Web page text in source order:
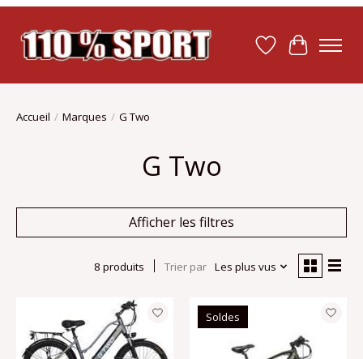
Liste dePanier
Accueil / Marques / G Two
G Two
Afficher les filtres
8 produits Trier par Les plus vus
Soldes